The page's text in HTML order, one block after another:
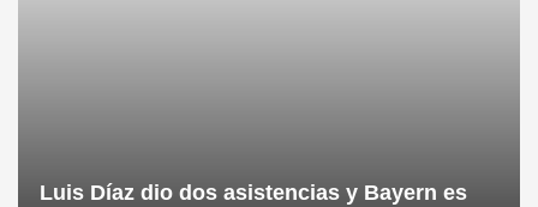
Luis Díaz dio dos asistencias y Bayern es